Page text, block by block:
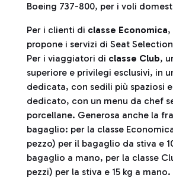
Boeing 737-800, per i voli
Per i clienti di classe Economica,
propone i servizi di Seat
Per i viaggiatori di classe Club,
superiore e privilegi esclusivi, in
dedicata, con sedili più spaziosi
dedicato, con un menu da chef
porcellane. Generosa anche la
bagaglio: per la classe
pezzo) per il bagaglio da stiva e
bagaglio a mano, per la classe
pezzi) per la stiva e 15 kg a mano.